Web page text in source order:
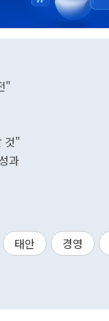
"
것"
과
태안 경영